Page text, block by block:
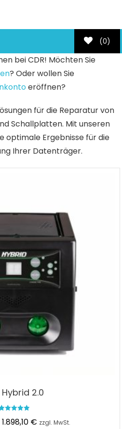
(0)
bei CDR! Möchten Sie
? Oder wollen Sie
eröffnen?
für die Reparatur von
Schallplatten. Mit unseren
optimale Ergebnisse für die
Ihrer Datenträger.
Hybrid 2.0
5.00
Ursprünglicher
1.898,10 €Aktueller
zzgl. MwSt.